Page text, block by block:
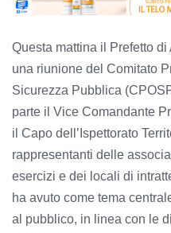
Questa mattina il Prefetto
una riunione del Comitato
Sicurezza Pubblica
parte il Vice Comandante
il Capo dell’Ispettorato
rappresentanti delle
esercizi e dei locali di
ha avuto come tema
al pubblico, in linea con le